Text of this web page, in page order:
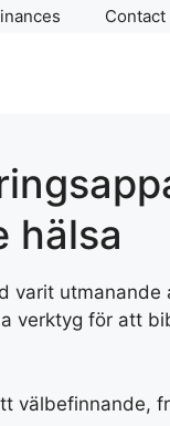
Contact
hälsa
varit utmanande
verktyg för att
välbefinnande,